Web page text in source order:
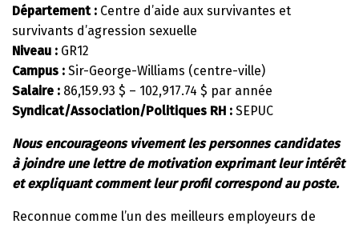
Département : Centre d’aide aux survivantes et
survivants d’agression sexuelle
Niveau : GR12
Campus : Sir-George-Williams (centre-ville)
Salaire : 86,159.93 $ – 102,917.74 $ par année
Syndicat/Association/Politiques RH : SEPUC
Nous encourageons vivement les personnes candidates
à joindre une lettre de motivation exprimant leur intérêt
et expliquant comment leur profil correspond au poste.
Reconnue comme l’un des meilleurs employeurs de